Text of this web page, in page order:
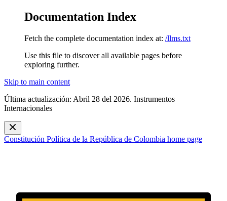
Documentation Index
Fetch the complete documentation index at: /llms.txt
Use this file to discover all available pages before
exploring further.
Skip to main content
Última actualización: Abril 28 del 2026. Instrumentos
Internacionales
Constitución Política de la República de Colombia home page